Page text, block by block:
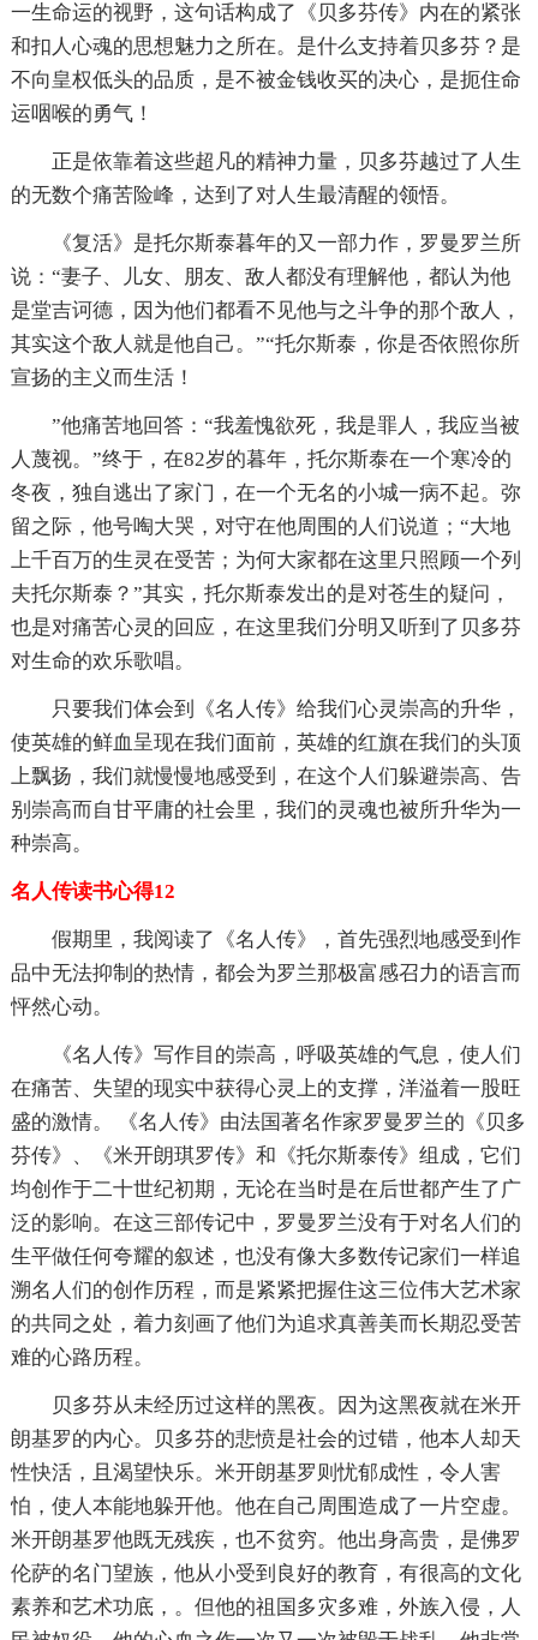
一生命运的视野，这句话构成了《贝多芬传》内在的紧张
和扣人心魂的思想魅力之所在。是什么支持着贝多芬？是
不向皇权低头的品质，是不被金钱收买的决心，是扼住命
运咽喉的勇气！
正是依靠着这些超凡的精神力量，贝多芬越过了人生
的无数个痛苦险峰，达到了对人生最清醒的领悟。
《复活》是托尔斯泰暮年的又一部力作，罗曼罗兰所
说：“妻子、儿女、朋友、敌人都没有理解他，都认为他
是堂吉诃德，因为他们都看不见他与之斗争的那个敌人，
其实这个敌人就是他自己。”“托尔斯泰，你是否依照你所
宣扬的主义而生活！
”他痛苦地回答：“我羞愧欲死，我是罪人，我应当被
人蔑视。”终于，在82岁的暮年，托尔斯泰在一个寒冷的
冬夜，独自逃出了家门，在一个无名的小城一病不起。弥
留之际，他号啕大哭，对守在他周围的人们说道；“大地
上千百万的生灵在受苦；为何大家都在这里只照顾一个列
夫托尔斯泰？”其实，托尔斯泰发出的是对苍生的疑问，
也是对痛苦心灵的回应，在这里我们分明又听到了贝多芬
对生命的欢乐歌唱。
只要我们体会到《名人传》给我们心灵崇高的升华，
使英雄的鲜血呈现在我们面前，英雄的红旗在我们的头顶
上飘扬，我们就慢慢地感受到，在这个人们躲避崇高、告
别崇高而自甘平庸的社会里，我们的灵魂也被所升华为一
种崇高。
名人传读书心得12
假期里，我阅读了《名人传》，首先强烈地感受到作
品中无法抑制的热情，都会为罗兰那极富感召力的语言而
怦然心动。
《名人传》写作目的崇高，呼吸英雄的气息，使人们
在痛苦、失望的现实中获得心灵上的支撑，洋溢着一股旺
盛的激情。 《名人传》由法国著名作家罗曼罗兰的《贝多
芬传》、《米开朗琪罗传》和《托尔斯泰传》组成，它们
均创作于二十世纪初期，无论在当时是在后世都产生了广
泛的影响。在这三部传记中，罗曼罗兰没有于对名人们的
生平做任何夸耀的叙述，也没有像大多数传记家们一样追
溯名人们的创作历程，而是紧紧把握住这三位伟大艺术家
的共同之处，着力刻画了他们为追求真善美而长期忍受苦
难的心路历程。
贝多芬从未经历过这样的黑夜。因为这黑夜就在米开
朗基罗的内心。贝多芬的悲愤是社会的过错，他本人却天
性快活，且渴望快乐。米开朗基罗则忧郁成性，令人害
怕，使人本能地躲开他。他在自己周围造成了一片空虚。
米开朗基罗他既无残疾，也不贫穷。他出身高贵，是佛罗
伦萨的名门望族，他从小受到良好的教育，有很高的文化
素养和艺术功底，。但他的祖国多灾多难，外族入侵，人